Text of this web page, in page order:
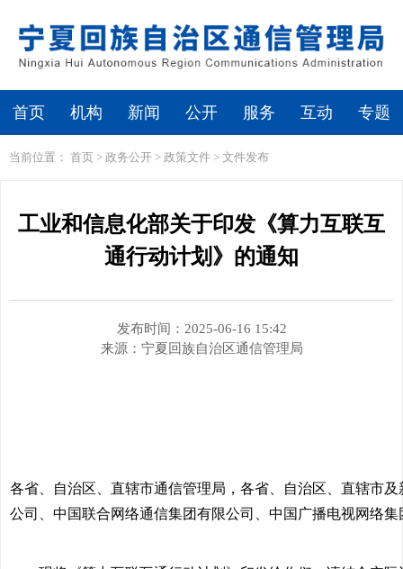
首页 机构 新闻 公开 服务 互动 专题
当前位置： 首页 > 政务公开 > 政策文件 > 文件发布
工业和信息化部关于印发《算力互联互
通行动计划》的通知
发布时间：2025-06-16 15:42
来源： 宁夏回族自治区通信管理局
各省、自治区、直辖市通信管理局，各省、自治区、直辖市
公司、中国联合网络通信集团有限公司、中国广播电视网络